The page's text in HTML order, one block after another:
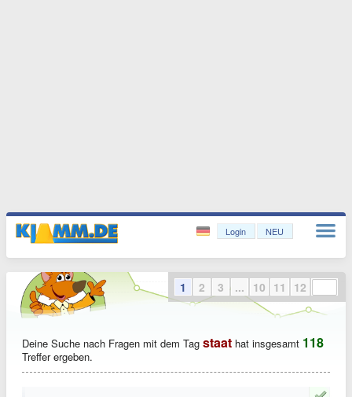
Login NEU
Deine Suche nach Fragen mit dem Tag staat hat insgesamt 118
Treffer ergeben.
1 2 3 ... 10 11 12